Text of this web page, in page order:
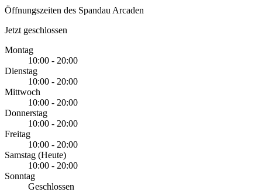
Öffnungszeiten des Spandau Arcaden
Jetzt geschlossen
Montag
10:00 - 20:00
Dienstag
10:00 - 20:00
Mittwoch
10:00 - 20:00
Donnerstag
10:00 - 20:00
Freitag
10:00 - 20:00
Samstag (Heute)
10:00 - 20:00
Sonntag
Geschlossen